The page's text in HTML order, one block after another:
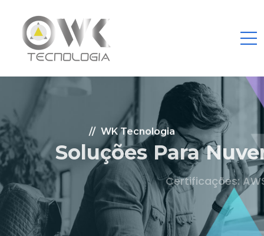
WK Tecnologia
Soluções Para Nuvem.
Certificações: AWS Partner, Microsoft Gold
Fale Conosco